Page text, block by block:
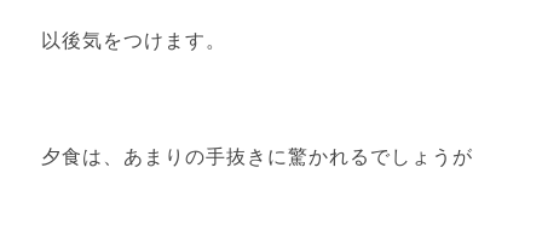
以後気をつけます。
夕食は、あまりの手抜きに驚かれるでしょうが